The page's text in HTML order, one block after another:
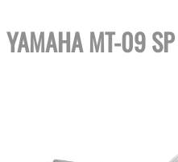
YAMAHA MT-09